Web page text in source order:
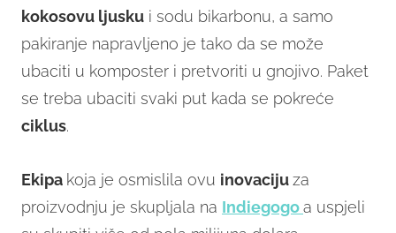
kokosovu ljusku i sodu bikarbonu, a samo
pakiranje napravljeno je tako da se može
ubaciti u komposter i pretvoriti u gnojivo. Paket
se treba ubaciti svaki put kada se pokreće
ciklus.
Ekipa koja je osmislila ovu inovacijuza
proizvodnju je skupljala na Indiegogoa uspjeli